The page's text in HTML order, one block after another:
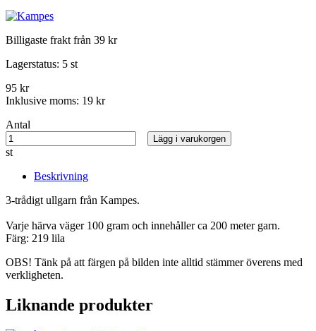
Billigaste frakt från 39 kr
Lagerstatus: 5 st
95 kr
Inklusive moms: 19 kr
Antal
st
Lägg i varukorgen
Beskrivning
3-trådigt ullgarn från Kampes.
Varje härva väger 100 gram och innehåller ca 200 meter garn.
Färg: 219 lila
OBS! Tänk på att färgen på bilden inte alltid stämmer överens med
verkligheten.
Liknande produkter